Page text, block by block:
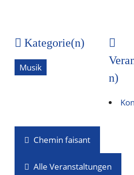
Kategorie(n)
Musik
n)
Chemin faisant
Alle Veranstaltungen